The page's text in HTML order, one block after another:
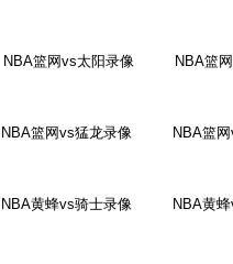
NBA篮网vs太阳录像 NBA篮
NBA篮网vs猛龙录像 NBA篮
NBA黄蜂vs骑士录像 NBA黄